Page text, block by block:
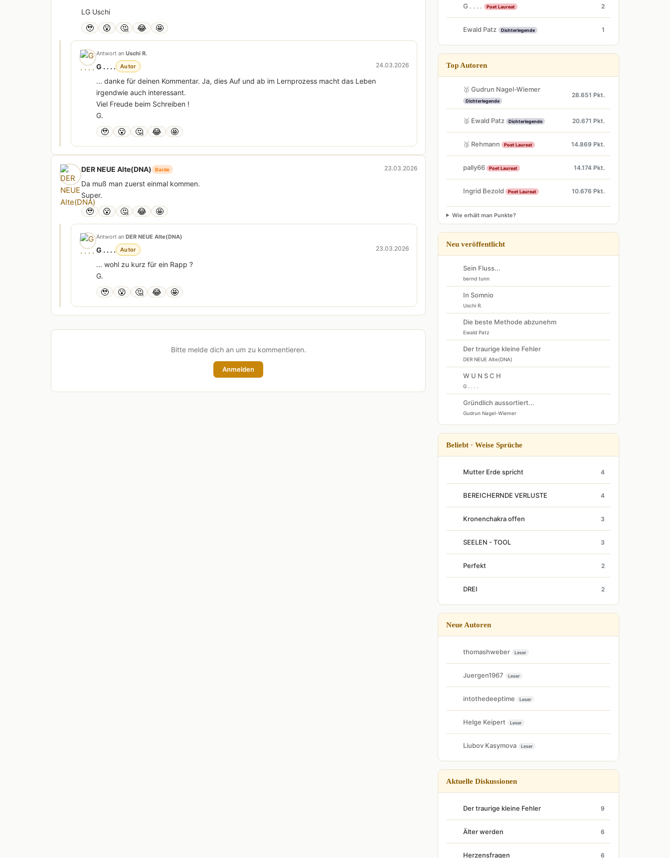
LG Uschi
🥹 😮 🤔 😂 🤩
Antwort an Uschi R.
G . . . . Autor 24.03.2026
... danke für deinen Kommentar. Ja, dies Auf und ab im Lernprozess macht das Leben
irgendwie auch interessant.
Viel Freude beim Schreiben !
G.
🥹 😮 🤔 😂 🤩
DER NEUE Alte(DNA) Barde 23.03.2026
Da muß man zuerst einmal kommen.
Super.
🥹 😮 🤔 😂 🤩
Antwort an DER NEUE Alte(DNA)
G . . . . Autor 23.03.2026
... wohl zu kurz für ein Rapp ?
G.
🥹 😮 🤔 😂 🤩
Bitte melde dich an um zu kommentieren.
Anmelden
G . . . . Poet Laureat 2
Ewald Patz Dichterlegende 1
Top Autoren
🥇 Gudrun Nagel-Wiemer
Dichterlegende
28.651 Pkt.
🥈 Ewald Patz Dichterlegende 20.671 Pkt.
🥉 Rehmann Poet Laureat 14.869 Pkt.
pally66 Poet Laureat 14.174 Pkt.
Ingrid Bezold Poet Laureat 10.676 Pkt.
Wie erhält man Punkte?
Neu veröffentlicht
Sein Fluss...
bernd tunn
In Somnio
Uschi R.
Die beste Methode abzunehm
Ewald Patz
Der traurige kleine Fehler
DER NEUE Alte(DNA)
W U N S C H
G . . . .
Gründlich aussortiert...
Gudrun Nagel-Wiemer
Beliebt · Weise Sprüche
Mutter Erde spricht 4
BEREICHERNDE VERLUSTE 4
Kronenchakra offen 3
SEELEN - TOOL 3
Perfekt 2
DREI 2
Neue Autoren
thomashweber Leser
Juergen1967 Leser
intothedeeptime Leser
Helge Keipert Leser
Liubov Kasymova Leser
Aktuelle Diskussionen
Der traurige kleine Fehler 9
Älter werden 6
Herzensfragen 6